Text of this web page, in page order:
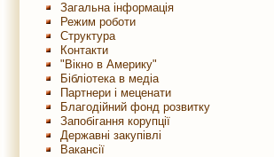
Загальна інформація
Режим роботи
Структура
Контакти
"Вікно в Америку"
Бібліотека в медіа
Партнери і меценати
Благодійний фонд розвитку
Запобігання корупції
Державні закупівлі
Вакансії